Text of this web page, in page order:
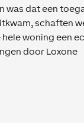
was dat een
schaften
woning een
door Loxone